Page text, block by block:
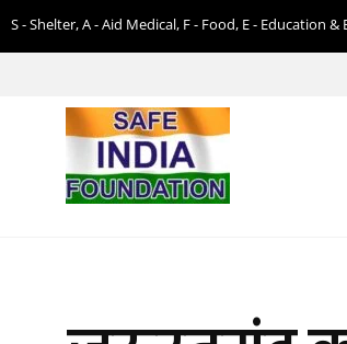
S - Shelter, A - Aid Medical, F - Food, E - Education